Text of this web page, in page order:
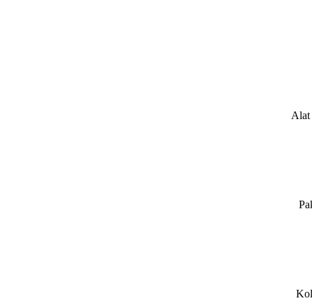
Alat